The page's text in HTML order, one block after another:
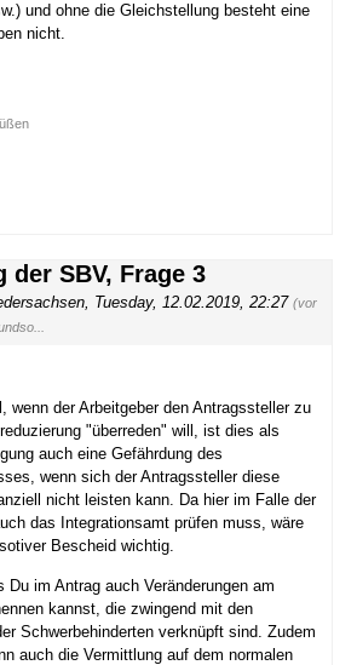
und ohne die Gleichstellung besteht eine
nicht.
der SBV, Frage 3
, Tuesday, 12.02.2019, 22:27 (vor
wenn der Arbeitgeber den Antragssteller zu
"überreden" will, ist dies als
auch eine Gefährdung des
wenn sich der Antragssteller diese
nicht leisten kann. Da hier im Falle der
das Integrationsamt prüfen muss, wäre
Bescheid wichtig.
im Antrag auch Veränderungen am
kannst, die zwingend mit den
Schwerbehinderten verknüpft sind. Zudem
auch die Vermittlung auf dem normalen